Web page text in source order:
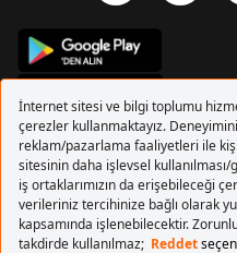
Copyrights 2017